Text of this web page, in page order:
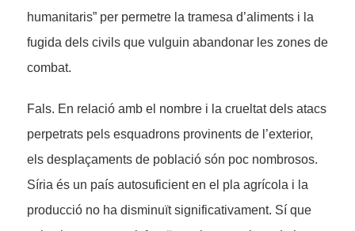
humanitaris” per permetre la tramesa d’aliments i la
fugida dels civils que vulguin abandonar les zones de
combat.
Fals. En relació amb el nombre i la crueltat dels atacs
perpetrats pels esquadrons provinents de l’exterior,
els desplaçaments de població són poc nombrosos.
Síria és un país autosuficient en el pla agrícola i la
producció no ha disminuït significativament. Sí que